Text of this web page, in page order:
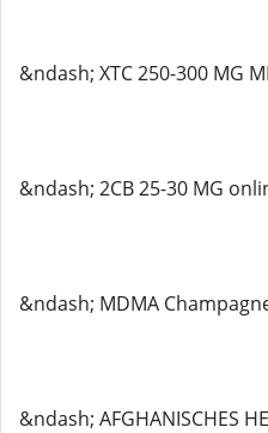
&ndash; XTC 250-300 MG
&ndash; 2CB 25-30 MG
&ndash; MDMA
&ndash; AFGHANISCHES